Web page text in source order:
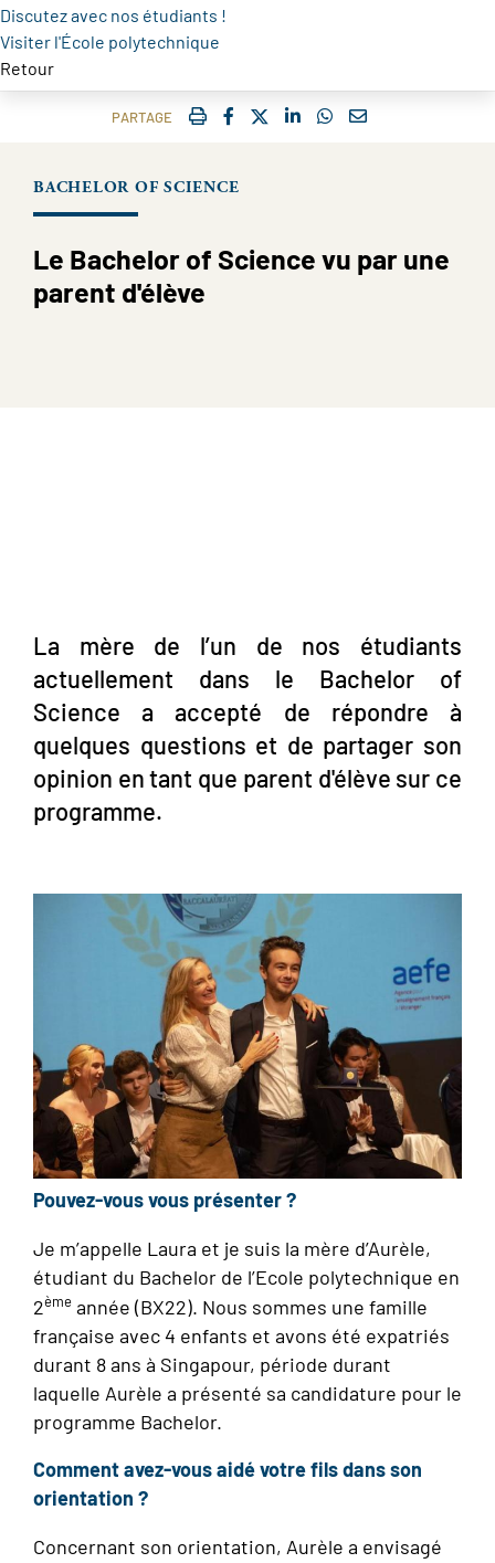
Discutez avec nos étudiants !
Visiter l'École polytechnique
Retour
PARTAGE IMPRIMERFACEBOOK
TWITTER
SHARE ON LINKEDIN
SHARE ON
COURRIEL
BACHELOR OF SCIENCE
Le Bachelor of Science vu par une
parent d'élève
La mère de l’un de nos étudiants
actuellement dans le Bachelor of
Science a accepté de répondre à
quelques questions et de partager son
opinion en tant que parent d'élève sur ce
programme.
Pouvez-vous vous présenter ?
Je m’appelle Laura et je suis la mère d’Aurèle,
étudiant du Bachelor de l’Ecole polytechnique en
2ème année (BX22). Nous sommes une famille
française avec 4 enfants et avons été expatriés
durant 8 ans à Singapour, période durant
laquelle Aurèle a présenté sa candidature pour le
programme Bachelor.
Comment avez-vous aidé votre fils dans son
orientation ?
Concernant son orientation, Aurèle a envisagé